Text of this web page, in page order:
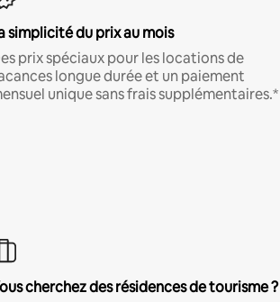
simplicité du prix au mois
prix spéciaux pour les locations de
longue durée et un paiement
unique sans frais supplémentaires.*
cherchez des résidences de tourisme ?